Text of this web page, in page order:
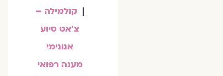
| קולמילה –
צ'אט סיוע
אנונימי
מענה רפואי